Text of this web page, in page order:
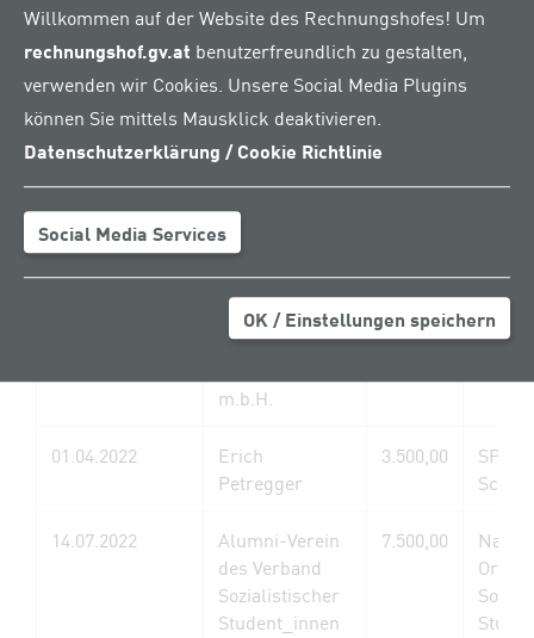
Willkommen auf der Website des Rechnungshofes! Um
rechnungshof.gv.at benutzerfreundlich zu gestalten,
verwenden wir Cookies. Unsere Social Media Plugins
können Sie mittels Mausklick deaktivieren.
Datenschutzerklärung / Cookie Richtlinie
Social Media Services
OK / Einstellungen speichern
Meldungsdatum Name
Betrag
(in
Euro)
14.01.2022
Ing. Siegfried
14.01.2022
Erich
Petregger
GUTENBERG-
WERBERING
m.b.H.
7.400,00
SPÖ
01.04.2022
Erich
Petregger
3.500,00
SPÖ
14.07.2022
Alumni-Verein
des Verband
Sozialistischer
Student_innen
7.500,00